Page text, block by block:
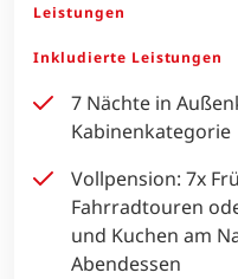
Leistungen
Inkludierte Leistungen
7 Nächte in
Kabinenkategorie
Vollpension: 7x
Fahrradtouren
und Kuchen am
Abendessen